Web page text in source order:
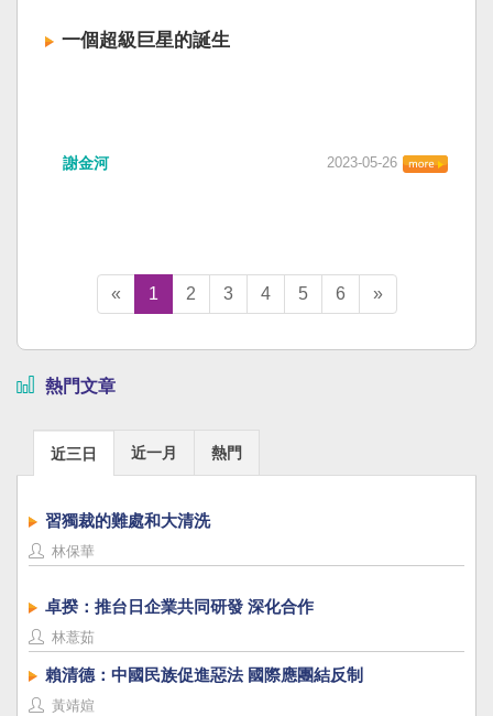
一個超級巨星的誕生
謝金河 2023-05-26
« 1 2 3 4 5 6 »
熱門文章
近三日 近一月 熱門
習獨裁的難處和大清洗
林保華
卓揆：推台日企業共同研發 深化合作
林薏茹
賴清德：中國民族促進惡法 國際應團結反制
黃靖媗